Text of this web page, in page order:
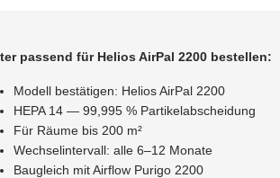
passend für Helios AirPal 2200 bestellen:
Modell bestätigen: Helios AirPal 2200
HEPA 14 — 99,995 % Partikelabscheidung
Für Räume bis 200 m²
Wechselintervall: alle 6–12 Monate
Baugleich mit Airflow Purigo 2200